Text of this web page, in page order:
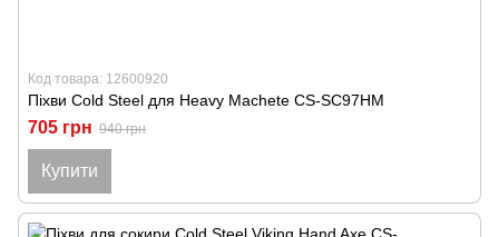
Код товара: 12600920
Піхви Cold Steel для Heavy Machete CS-SC97HM
705 грн 940 грн
Купити